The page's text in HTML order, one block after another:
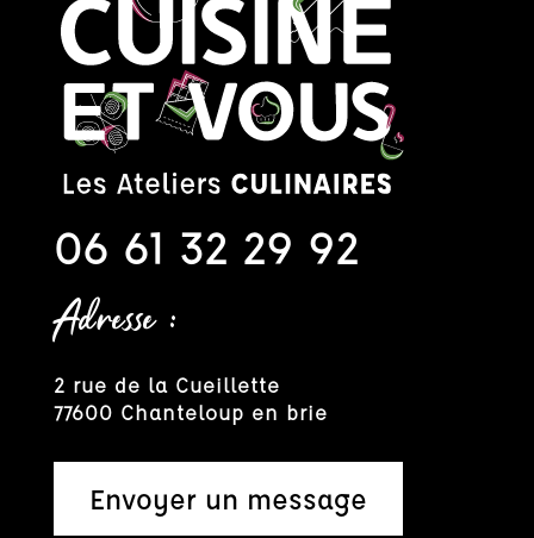
06 61 32 29 92
Adresse :
2 rue de la Cueillette
77600 Chanteloup en brie
Envoyer un message